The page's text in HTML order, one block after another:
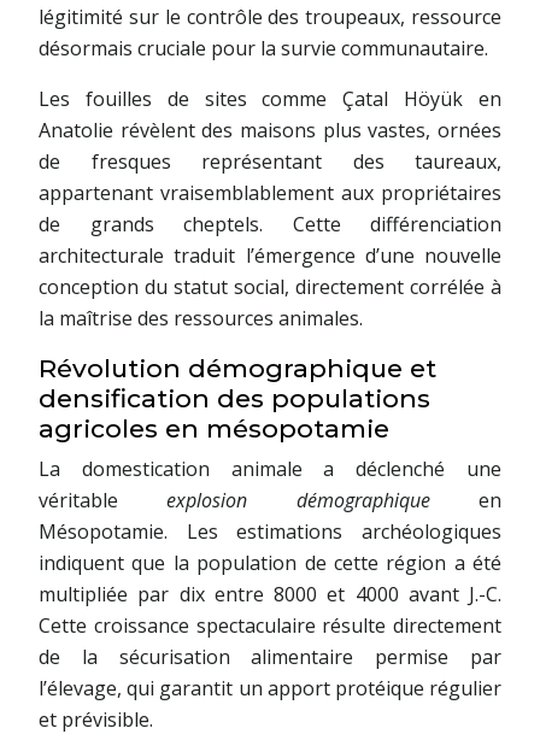
légitimité sur le contrôle des troupeaux, ressource
désormais cruciale pour la survie communautaire.
Les fouilles de sites comme Çatal Höyük en
Anatolie révèlent des maisons plus vastes, ornées
de fresques représentant des taureaux,
appartenant vraisemblablement aux propriétaires
de grands cheptels. Cette différenciation
architecturale traduit l’émergence d’une nouvelle
conception du statut social, directement corrélée à
la maîtrise des ressources animales.
Révolution démographique et
densification des populations
agricoles en mésopotamie
La domestication animale a déclenché une
véritableexplosion démographiqueen
Mésopotamie. Les estimations archéologiques
indiquent que la population de cette région a été
multipliée par dix entre 8000 et 4000 avant J.-C.
Cette croissance spectaculaire résulte directement
de la sécurisation alimentaire permise par
l’élevage, qui garantit un apport protéique régulier
et prévisible.